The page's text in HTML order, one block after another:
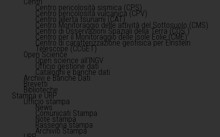
Centro pericolosità sismica (CPS)
Centro pericolosità vulcanica (CPV)
Centro allerta tsunami (CAT)
Centro Monitoraggio delle attività del Sottosuolo (CMS)
Centro di Osservazioni Spaziali della Terra (COS )
Centro per il Monitoraggio delle Isole Eolie (CME)
Centro di caratterizzazione geofisica per Einstein
Telescope (CCGET)
Open Science
Open science all'INGV
Ufficio gestione dati
Cataloghi e banche dati
Archivi e Banche Dati
Brevetti
Biblioteche
Stampa e URP
Ufficio stampa
News
Comunicati Stampa
Note stampa
Rassegna stampa
Archivio Stampa